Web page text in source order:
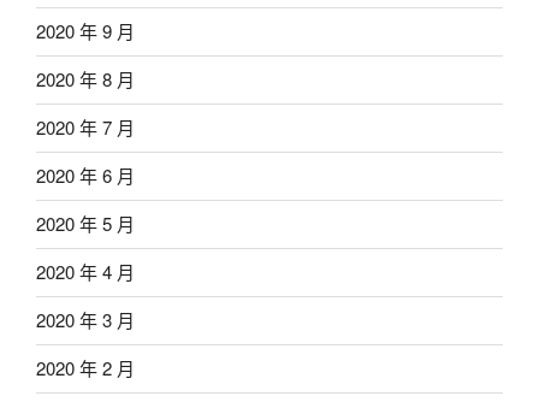
2020 年 9 月
2020 年 8 月
2020 年 7 月
2020 年 6 月
2020 年 5 月
2020 年 4 月
2020 年 3 月
2020 年 2 月